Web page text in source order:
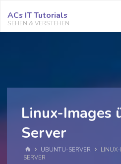
Inhalt
springen
ACs IT Tutorials
SEHEN & VERSTEHEN
Linux-Images
Server
START
UBUNTU-SERVER
SERVER